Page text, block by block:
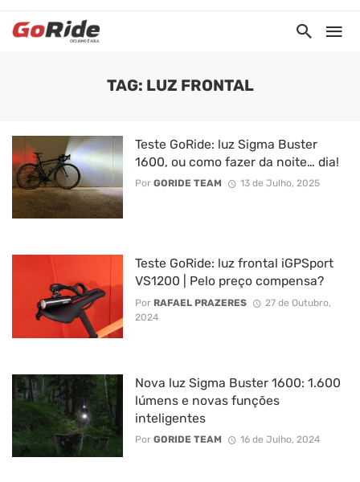
TAG: LUZ FRONTAL
Teste GoRide: luz Sigma Buster
1600, ou como fazer da noite… dia!
Por GORIDE TEAM 13 de Julho, 2025
Teste GoRide: luz frontal iGPSport
VS1200 | Pelo preço compensa?
Por RAFAEL PRAZERES
27 de Outubro,
2024
Nova luz Sigma Buster 1600: 1.600
lúmens e novas funções
inteligentes
Por GORIDE TEAM 16 de Julho, 2024